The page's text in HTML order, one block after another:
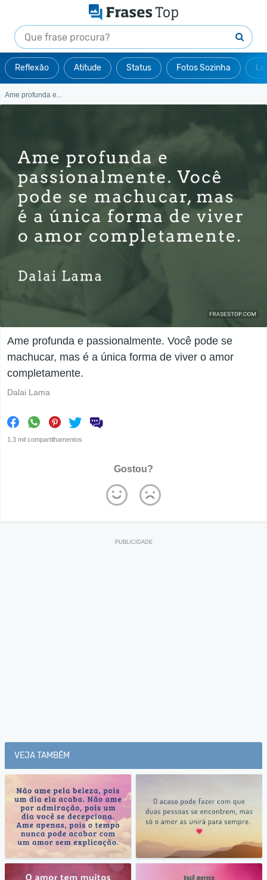
Reflexão Atitude Status Fotos Sozinha
Ame profunda e...
Ame profunda e passionalmente. Você pode se
machucar, mas é a única forma de viver o amor
completamente.
Dalai Lama
1.3 mil compartilhamentos
Gostou?
VEJA TAMBÉM